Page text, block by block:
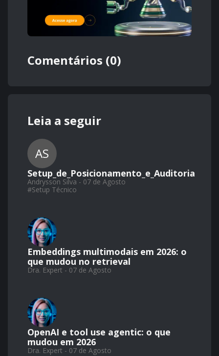
Comentários (0)
Leia a seguir
AS
Setup_de_Posicionamento_e_Auditoria
Andrysson Silva - 07 de Agosto
#Setup Técnico
Embeddings multimodais em 2026: o
que mudou no retrieval
Dra. Expert - 07 de Agosto
OpenAI e tool use agentic: o que
mudou em 2026
Dra. Expert - 07 de Agosto